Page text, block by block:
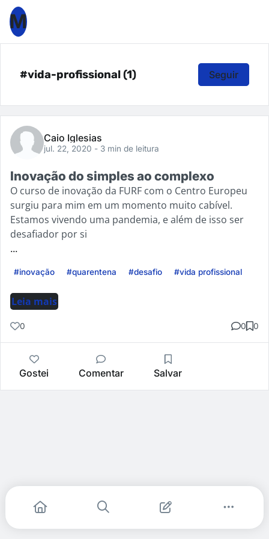
M
#vida-profissional (1) Seguir
Caio Iglesias
jul. 22, 2020 - 3 min de leitura
Inovação do simples ao complexo
O curso de inovação da FURF com o Centro Europeu
surgiu para mim em um momento muito cabível.
Estamos vivendo uma pandemia, e além de isso ser
desafiador por si
...
#inovação #quarentena #desafio #vida profissional
Leia mais
0 0 0
Gostei Comentar Salvar